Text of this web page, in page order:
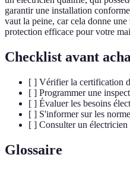
garantir une installation
vaut la peine, car cela donne
protection efficace pour votre
Checklist avant
[ ] Vérifier la certification
[ ] Programmer une
[ ] Évaluer les besoins
[ ] S'informer sur les
[ ] Consulter un
Glossaire